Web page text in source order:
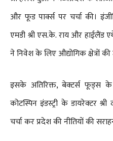
और फूड पार्क्स पर चर्चा की।
एमडी श्री एस.के. राय और हाईलैंड
ने निवेश के लिए औद्योगिक क्षेत्रों की
इसके अतिरिक्त, बेक्टर्स फूड्स
कोटस्पिन इंडस्ट्री के डायरेक्टर
चर्चा कर प्रदेश की नीतियों की